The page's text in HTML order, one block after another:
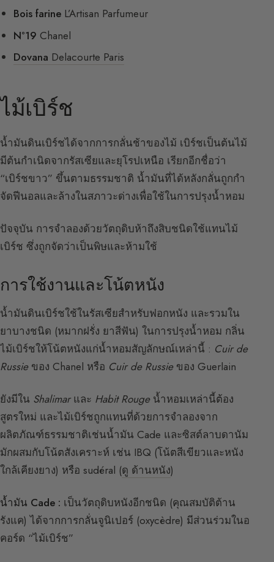
Bois farine L’Artisan Parfumeur
N°19 Chanel
Dovana Delacourte Paris
ไม้เบิร์ช
น้ำมันดินเบิร์ชได้จากการกลั่นช้าของไม้ เบิร์ชเป็นต้นไม้
มีต้นกำเนิดจากรัสเซียและยุโรปเหนือ เรียกอีกชื่อว่า
“เบิร์ชขาว” ขึ้นตามธรรมชาติ น้ำมันที่ได้หลังกลั่นถูกกำ
จัดฟีนอลและล้างในสภาวะด่างเพื่อใช้ในการปรุงน้ำหอม
ปัจจุบัน การจำลองด้วยวัตถุดิบห้าถึงสิบชนิดใช้แทนไม้
เบิร์ช ซึ่งถูกจัดว่าเป็นพิษและห้ามใช้
การใช้งานและโน้ตหนัง
น้ำมันดินเบิร์ชใช้ในรัสเซียสำหรับฟอกหนัง และรวมใน
ยาบางชนิด (หมากฝรั่ง ยาสีฟัน) ในการปรุงน้ำหอม กลิ่น
ไม้เบิร์ชให้โน้ตหนังแก่น้ำหอมสัญลักษณ์เหล่านี้ : Cuir de
Russieของ Chanel หรือ Cuir de Russieของ Guerlain
ยังมีใน Shalimarและ Habit Rougeน้ำหอมเหล่านี้ต้อง
สูตรใหม่ และไม้เบิร์ชถูกแทนที่ด้วยการจำลองจาก
ผลิตภัณฑ์ธรรมชาติเช่นน้ำมัน Cade และซิสต์ลาบดานัม
มักผสมกับโน้ตสังเคราะห์ เช่น IBQ (โน้ตสีเขียวและหนัง
ใกล้เคียงยาง) หรือ sudéral (ดู ด้านหนัง)
น้ำมัน Cade : เป็นวัตถุดิบหนังอีกชนิด (คุณสมบัติต้าน
รังแค) ได้จากการกลั่นจูนิเปอร์ (oxycèdre) มีส่วนร่วมในอ
คอร์ด “ไม้เบิร์ช”